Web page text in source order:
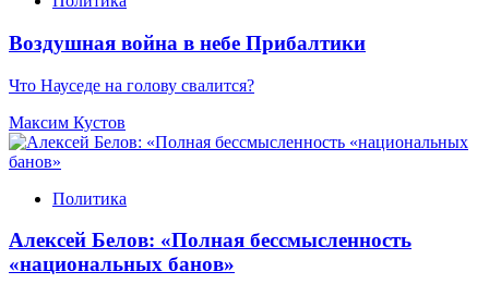
Воздушная война в небе Прибалтики
Что Науседе на голову свалится?
Максим Кустов
Политика
Алексей Белов: «Полная бессмысленность
«национальных банов»